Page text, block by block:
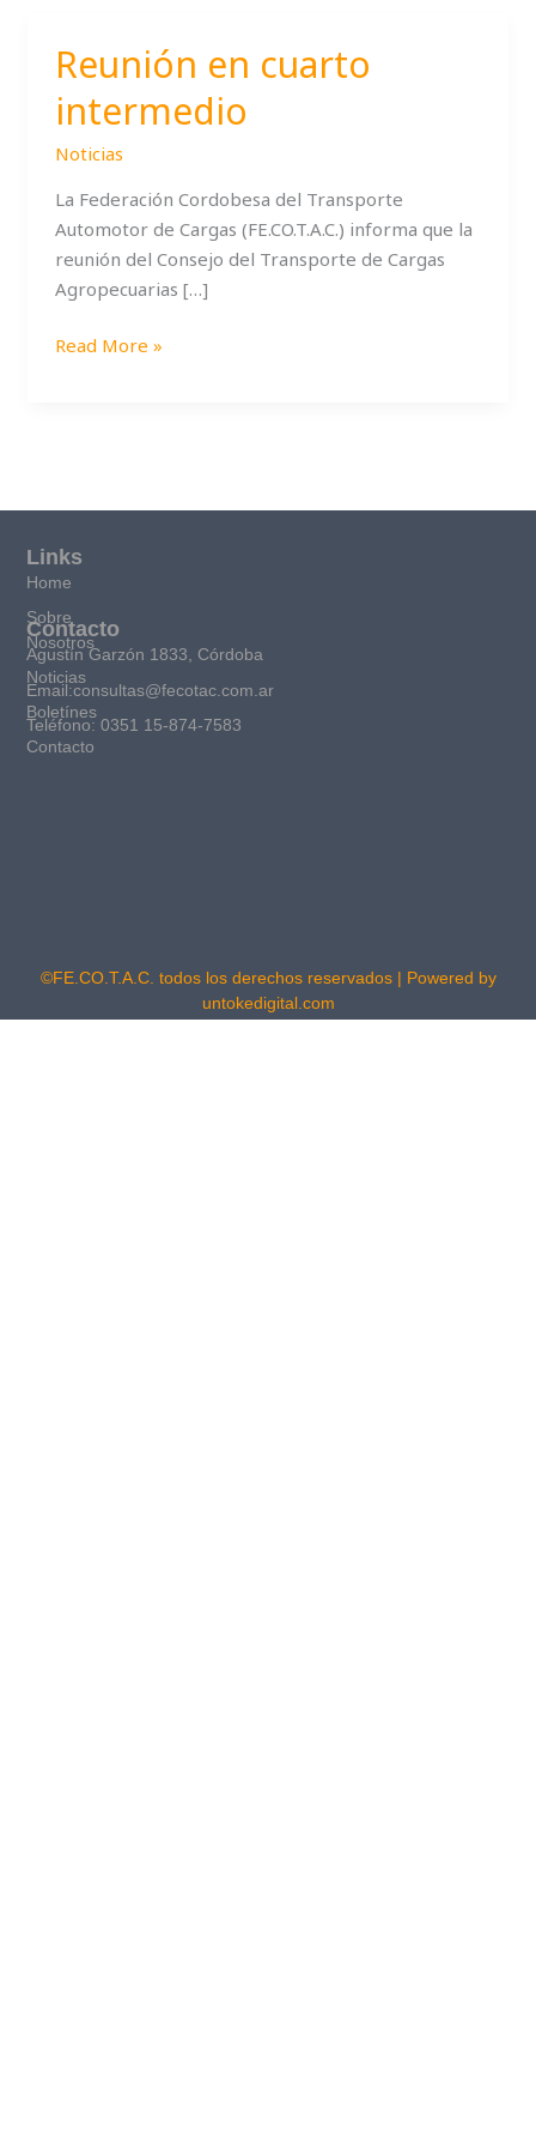
Reunión en cuarto
intermedio
Noticias
La Federación Cordobesa del Transporte
Automotor de Cargas (FE.CO.T.A.C.) informa que la
reunión del Consejo del Transporte de Cargas
Agropecuarias […]
Reunión
en
cuarto
intermedio
Read More »
Links
Home
Sobre
Nosotros
Noticias
Boletínes
Contacto
Contacto
Agustín Garzón 1833, Córdoba
Email:consultas@fecotac.com.ar
Teléfono: 0351 15-874-7583
©FE.CO.T.A.C. todos los derechos reservados | Powered by
untokedigital.com